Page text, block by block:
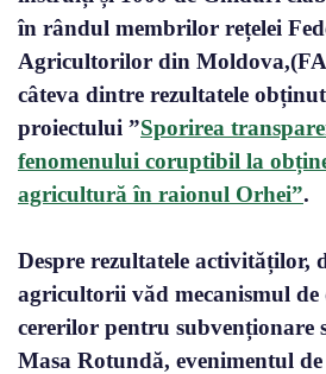
în rândul membrilor rețelei
Agricultorilor din
câteva dintre rezultatele
proiectului ”Sporirea
fenomenului coruptibil la
agricultură în raionul Orhei”.
Despre rezultatele activităților,
agricultorii văd mecanismul de
cererilor pentru subvenționare
Masa Rotundă, evenimentul